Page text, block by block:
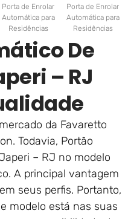
Porta de Enrolar
Automática para
Residências
Porta de Enrolar
Automática para
Residências
De
– RJ
da Favaretto
Todavia, Portão
– RJ no modelo
A principal vantagem
seus perfis. Portanto,
modelo está nas suas